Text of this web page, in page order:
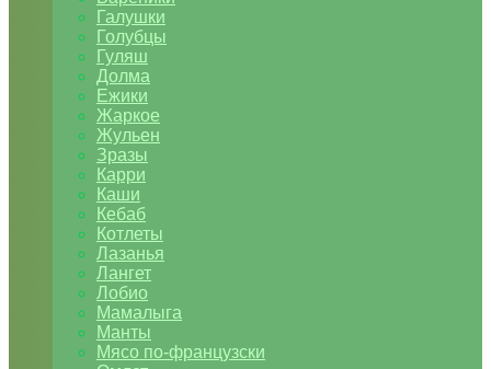
Галушки
Голубцы
Гуляш
Долма
Ежики
Жаркое
Жульен
Зразы
Карри
Каши
Кебаб
Котлеты
Лазанья
Лангет
Лобио
Мамалыга
Манты
Мясо по-французски